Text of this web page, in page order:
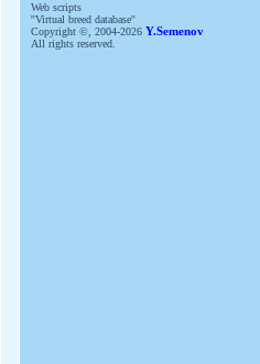
Web scripts
''Virtual breed database''
Copyright ©, 2004-2026 Y.Semenov
All rights reserved.